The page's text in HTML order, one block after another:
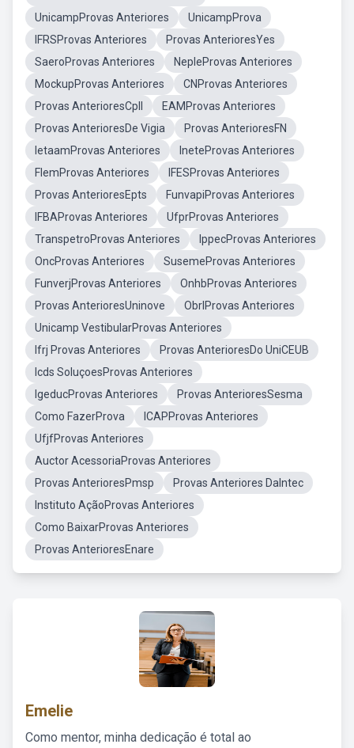
UnicampProvas Anteriores
UnicampProva
IFRSProvas Anteriores
Provas AnterioresYes
SaeroProvas Anteriores
NepleProvas Anteriores
MockupProvas Anteriores
CNProvas Anteriores
Provas AnterioresCpll
EAMProvas Anteriores
Provas AnterioresDe Vigia
Provas AnterioresFN
IetaamProvas Anteriores
IneteProvas Anteriores
FlemProvas Anteriores
IFESProvas Anteriores
Provas AnterioresEpts
FunvapiProvas Anteriores
IFBAProvas Anteriores
UfprProvas Anteriores
TranspetroProvas Anteriores
IppecProvas Anteriores
OncProvas Anteriores
SusemeProvas Anteriores
FunverjProvas Anteriores
OnhbProvas Anteriores
Provas AnterioresUninove
ObrlProvas Anteriores
Unicamp VestibularProvas Anteriores
Ifrj Provas Anteriores
Provas AnterioresDo UniCEUB
Icds SoluçoesProvas Anteriores
IgeducProvas Anteriores
Provas AnterioresSesma
Como FazerProva
ICAPProvas Anteriores
UfjfProvas Anteriores
Auctor AcessoriaProvas Anteriores
Provas AnterioresPmsp
Provas Anteriores DaIntec
Instituto AçãoProvas Anteriores
Como BaixarProvas Anteriores
Provas AnterioresEnare
Emelie
Como mentor, minha dedicação é total ao